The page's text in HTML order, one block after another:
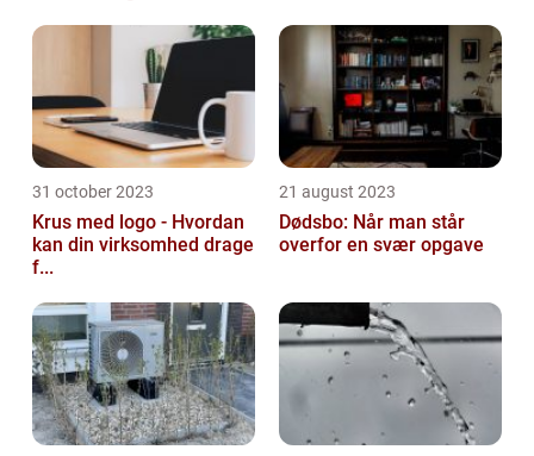
31 october 2023
Krus med logo - Hvordan
kan din virksomhed drage
f...
21 august 2023
Dødsbo: Når man står
overfor en svær opgave